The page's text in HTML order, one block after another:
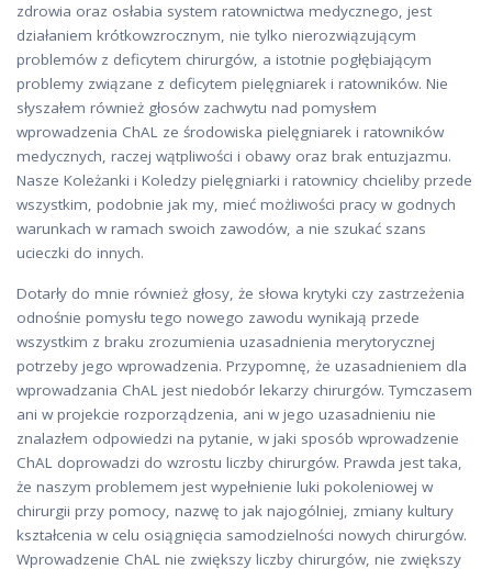
zdrowia oraz osłabia system ratownictwa medycznego, jest
działaniem krótkowzrocznym, nie tylko nierozwiązującym
problemów z deficytem chirurgów, a istotnie pogłębiającym
problemy związane z deficytem pielęgniarek i ratowników. Nie
słyszałem również głosów zachwytu nad pomysłem
wprowadzenia ChAL ze środowiska pielęgniarek i ratowników
medycznych, raczej wątpliwości i obawy oraz brak entuzjazmu.
Nasze Koleżanki i Koledzy pielęgniarki i ratownicy chcieliby przede
wszystkim, podobnie jak my, mieć możliwości pracy w godnych
warunkach w ramach swoich zawodów, a nie szukać szans
ucieczki do innych.
Dotarły do mnie również głosy, że słowa krytyki czy zastrzeżenia
odnośnie pomysłu tego nowego zawodu wynikają przede
wszystkim z braku zrozumienia uzasadnienia merytorycznej
potrzeby jego wprowadzenia. Przypomnę, że uzasadnieniem dla
wprowadzania ChAL jest niedobór lekarzy chirurgów. Tymczasem
ani w projekcie rozporządzenia, ani w jego uzasadnieniu nie
znalazłem odpowiedzi na pytanie, w jaki sposób wprowadzenie
ChAL doprowadzi do wzrostu liczby chirurgów. Prawda jest taka,
że naszym problemem jest wypełnienie luki pokoleniowej w
chirurgii przy pomocy, nazwę to jak najogólniej, zmiany kultury
kształcenia w celu osiągnięcia samodzielności nowych chirurgów.
Wprowadzenie ChAL nie zwiększy liczby chirurgów, nie zwiększy